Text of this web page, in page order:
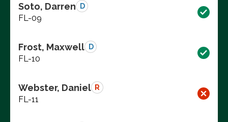
Soto, Darren D
FL-09
Frost, Maxwell D
FL-10
Webster, Daniel R
FL-11